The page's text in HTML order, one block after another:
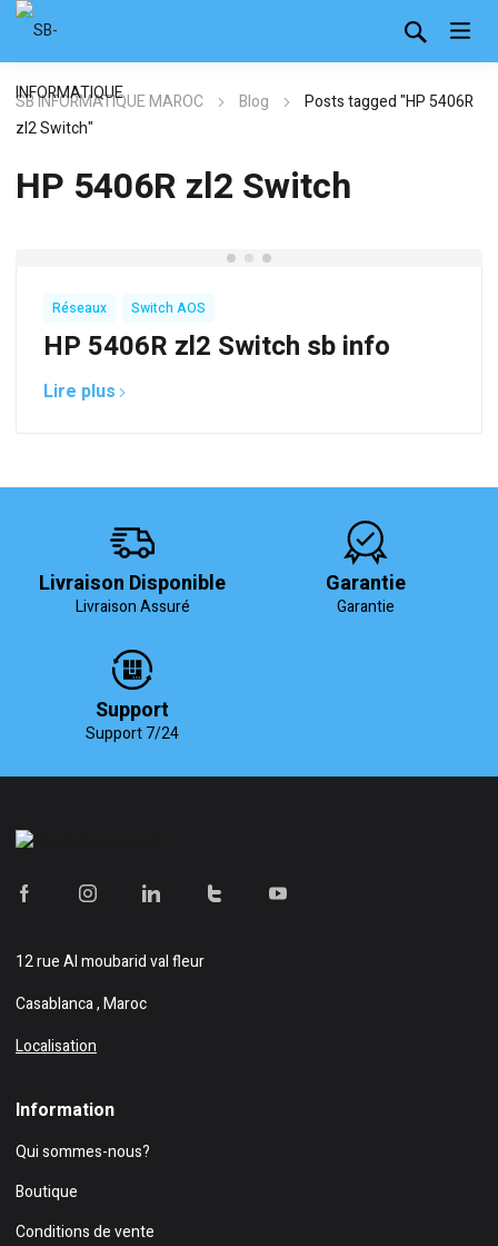
SB INFORMATIQUE MAROC Blog
Posts tagged "HP 5406R
zl2 Switch"
HP 5406R zl2 Switch
Réseaux Switch AOS
HP 5406R zl2 Switch sb info
Lire plus
Livraison Disponible
Livraison Assuré
Garantie
Garantie
Support
Support 7/24
12 rue Al moubarid val fleur
Casablanca , Maroc
Localisation
Information
Qui sommes-nous?
Boutique
Conditions de vente